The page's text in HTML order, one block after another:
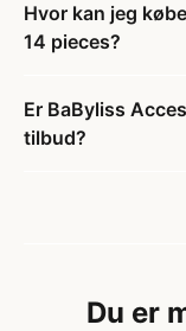
Hvor kan jeg
14 pieces?
Er BaByliss
tilbud?
Du er